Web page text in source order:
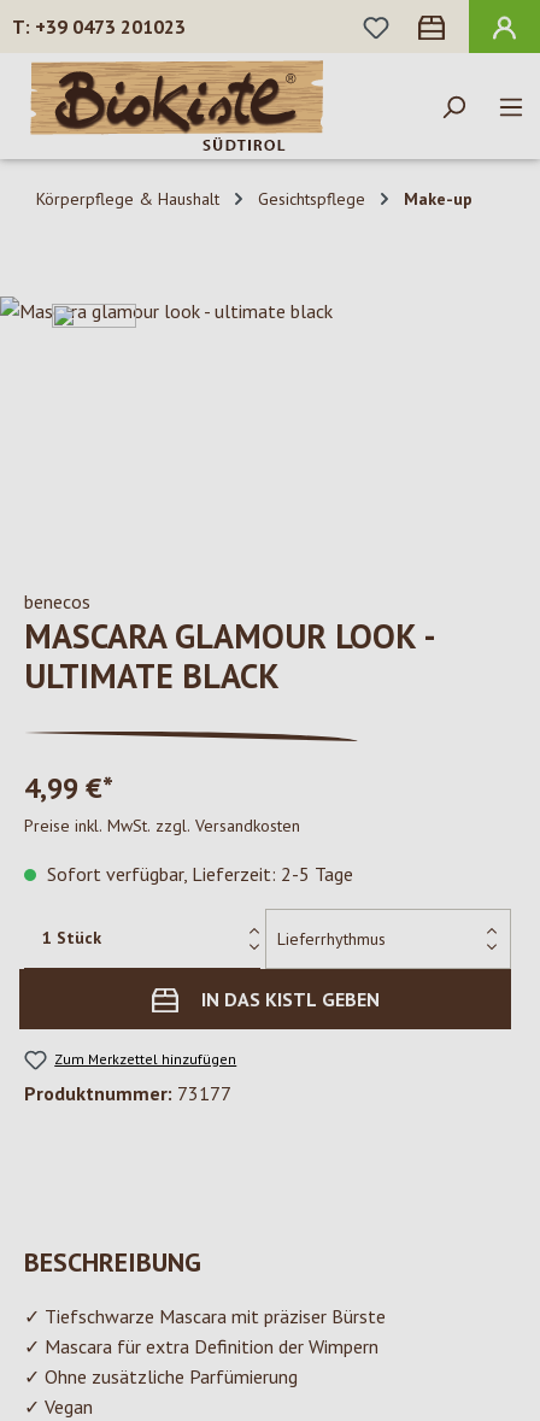
Zum Hauptinhalt springen
+39 0473 201023
DU HAST 0
Körperpflege & Haushalt Gesichtspflege Make-up
Bildergalerie überspringen
benecos
MASCARA GLAMOUR LOOK -
ULTIMATE BLACK
4,99 €*
Preise inkl. MwSt. zzgl. Versandkosten
Sofort verfügbar, Lieferzeit: 2-5 Tage
IN DAS KISTL GEBEN
Zum Merkzettel hinzufügen
Produktnummer: 73177
BESCHREIBUNG
✓ Tiefschwarze Mascara mit präziser Bürste
✓ Mascara für extra Definition der Wimpern
✓ Ohne zusätzliche Parfümierung
✓ Vegan